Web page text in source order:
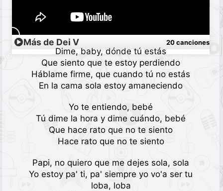
Dime, baby, dónde tú estás
Que siento que te estoy perdiendo
Háblame firme, que cuando tú no estás
En la cama sola estoy amaneciendo
Yo te entiendo, bebé
Tú dime la hora y dime cuándo, bebé
Que hace rato que no te siento
Hace rato que no te siento
Papi, no quiero que me dejes sola, sola
Yo estoy pa' ti, pa' siempre yo vo'a ser tu
loba, loba
Más de Dei V 20 canciones